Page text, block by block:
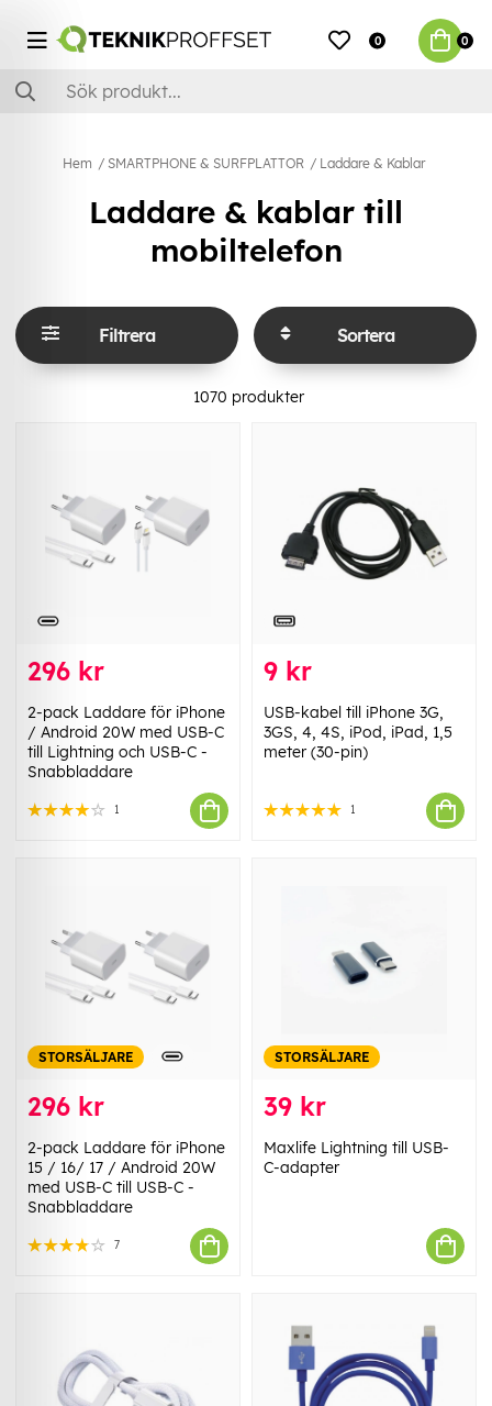
0 0
Hem SMARTPHONE & SURFPLATTOR Laddare & Kablar
Laddare & kablar till
mobiltelefon
Filtrera Sortera
1070 produkter
296 kr
2-pack Laddare för iPhone
/ Android 20W med USB-C
till Lightning och USB-C -
Snabbladdare
1
9 kr
USB-kabel till iPhone 3G,
3GS, 4, 4S, iPod, iPad, 1,5
meter (30-pin)
1
STORSÄLJARE
296 kr
2-pack Laddare för iPhone
15 / 16/ 17 / Android 20W
med USB-C till USB-C -
Snabbladdare
7
STORSÄLJARE
39 kr
Maxlife Lightning till USB-
C-adapter